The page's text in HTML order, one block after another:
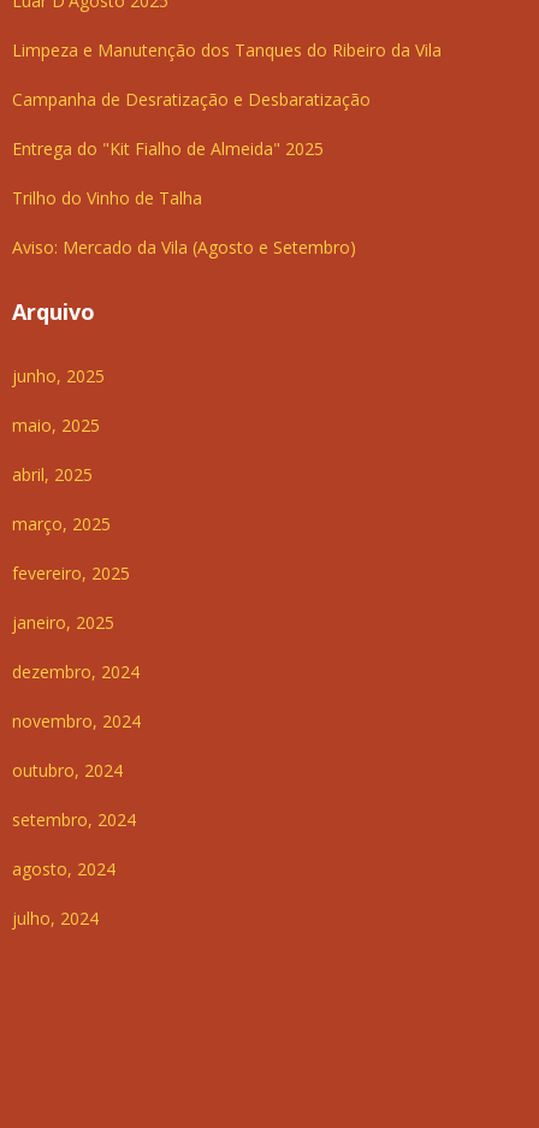
Limpeza e Manutenção dos Tanques do Ribeiro da Vila
Campanha de Desratização e Desbaratização
Entrega do "Kit Fialho de Almeida" 2025
Trilho do Vinho de Talha
Aviso: Mercado da Vila (Agosto e Setembro)
Arquivo
junho, 2025
maio, 2025
abril, 2025
março, 2025
fevereiro, 2025
janeiro, 2025
dezembro, 2024
novembro, 2024
outubro, 2024
setembro, 2024
agosto, 2024
julho, 2024